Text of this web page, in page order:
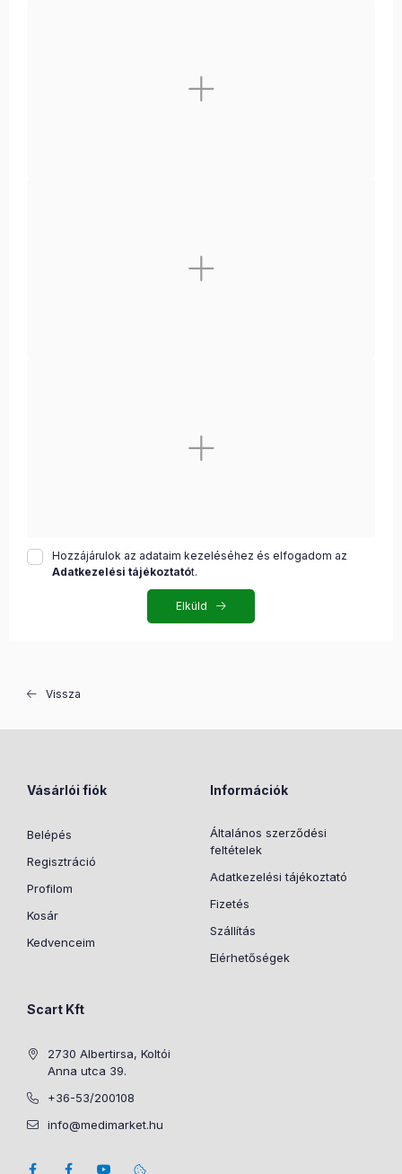
Hozzájárulok az adataim kezeléséhez és elfogadom az
Adatkezelési tájékoztatót.
Elküld
Vissza
Vásárlói fiók
Belépés
Regisztráció
Profilom
Kosár
Kedvenceim
Információk
Általános szerződési
feltételek
Adatkezelési tájékoztató
Fizetés
Szállítás
Elérhetőségek
Scart Kft
2730 Albertirsa, Koltói
Anna utca 39.
+36-53/200108
info@medimarket.hu